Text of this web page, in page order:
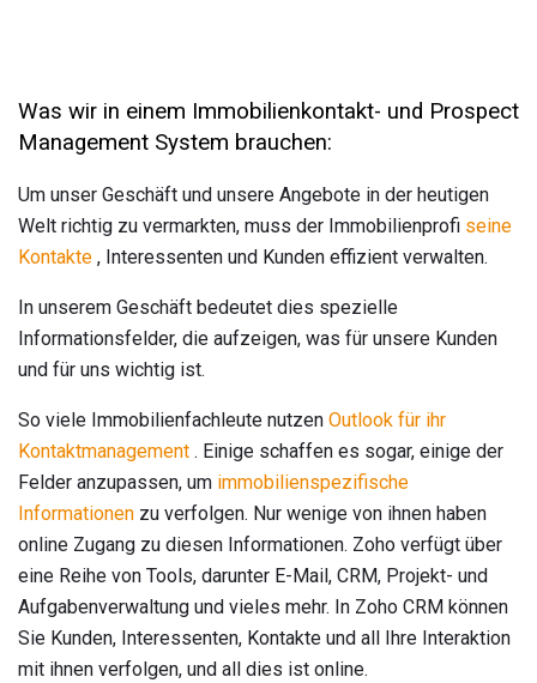
Was wir in einem Immobilienkontakt- und Prospect
Management System brauchen:
Um unser Geschäft und unsere Angebote in der heutigen
Welt richtig zu vermarkten, muss der Immobilienprofi seine
Kontakte , Interessenten und Kunden effizient verwalten.
In unserem Geschäft bedeutet dies spezielle
Informationsfelder, die aufzeigen, was für unsere Kunden
und für uns wichtig ist.
So viele Immobilienfachleute nutzen Outlook für ihr
Kontaktmanagement . Einige schaffen es sogar, einige der
Felder anzupassen, um immobilienspezifische
Informationen zu verfolgen. Nur wenige von ihnen haben
online Zugang zu diesen Informationen. Zoho verfügt über
eine Reihe von Tools, darunter E-Mail, CRM, Projekt- und
Aufgabenverwaltung und vieles mehr. In Zoho CRM können
Sie Kunden, Interessenten, Kontakte und all Ihre Interaktion
mit ihnen verfolgen, und all dies ist online.